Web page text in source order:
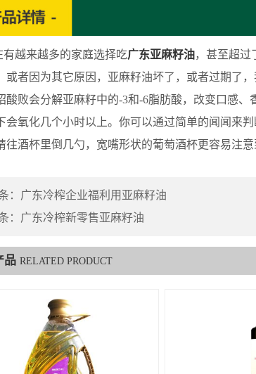
越来越多的家庭选择吃广东亚麻籽油，甚至超过
或者因为其它原因，亚麻籽油坏了，或者过期了
酸败会分解亚麻籽中的-3和-6脂肪酸，改变口感
会氧化几个小时以上。你可以通过简单的闻闻来
往酒杯里倒几勺，宽嘴形状的葡萄酒杯更容易注意
： 广东冷榨企业福利用亚麻籽油
： 广东冷榨新零售亚麻籽油
品 RELATED PRODUCT